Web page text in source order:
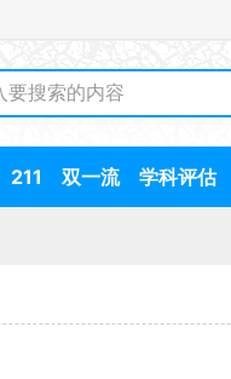
211 双一流 学科评估